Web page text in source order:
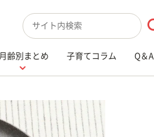
検索キーワード入力
月齢別まとめ 子育てコラム Q＆A